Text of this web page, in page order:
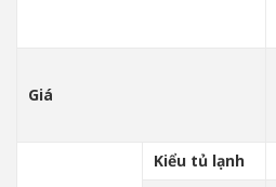
Giá
Kiểu tủ lạnh